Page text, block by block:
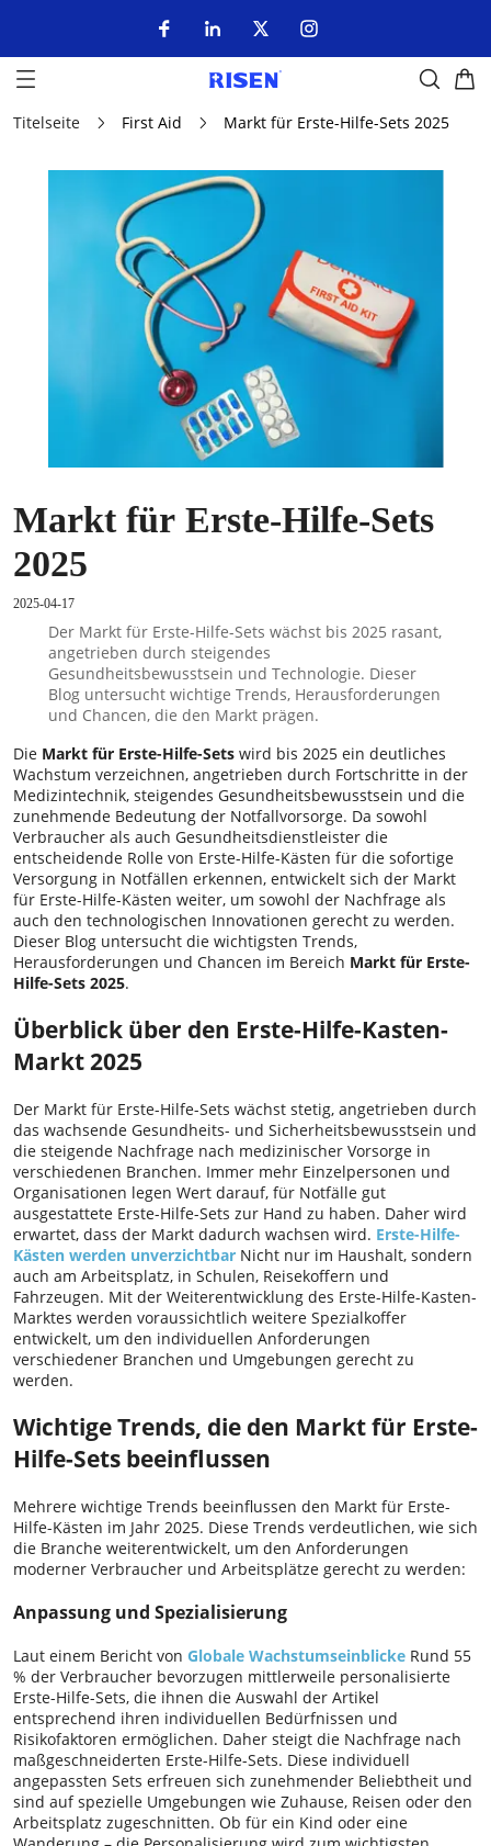
Titelseite First Aid Markt für Erste-Hilfe-Sets 2025
Markt für Erste-Hilfe-Sets
2025
2025-04-17
Der Markt für Erste-Hilfe-Sets wächst bis 2025 rasant,
angetrieben durch steigendes
Gesundheitsbewusstsein und Technologie. Dieser
Blog untersucht wichtige Trends, Herausforderungen
und Chancen, die den Markt prägen.
Die Markt für Erste-Hilfe-Sets wird bis 2025 ein deutliches
Wachstum verzeichnen, angetrieben durch Fortschritte in der
Medizintechnik, steigendes Gesundheitsbewusstsein und die
zunehmende Bedeutung der Notfallvorsorge. Da sowohl
Verbraucher als auch Gesundheitsdienstleister die
entscheidende Rolle von Erste-Hilfe-Kästen für die sofortige
Versorgung in Notfällen erkennen, entwickelt sich der Markt
für Erste-Hilfe-Kästen weiter, um sowohl der Nachfrage als
auch den technologischen Innovationen gerecht zu werden.
Dieser Blog untersucht die wichtigsten Trends,
Herausforderungen und Chancen im Bereich Markt für Erste-
Hilfe-Sets 2025.
Überblick über den Erste-Hilfe-Kasten-
Markt 2025
Der Markt für Erste-Hilfe-Sets wächst stetig, angetrieben durch
das wachsende Gesundheits- und Sicherheitsbewusstsein und
die steigende Nachfrage nach medizinischer Vorsorge in
verschiedenen Branchen. Immer mehr Einzelpersonen und
Organisationen legen Wert darauf, für Notfälle gut
ausgestattete Erste-Hilfe-Sets zur Hand zu haben. Daher wird
erwartet, dass der Markt dadurch wachsen wird. Erste-Hilfe-
Kästen werden unverzichtbar Nicht nur im Haushalt, sondern
auch am Arbeitsplatz, in Schulen, Reisekoffern und
Fahrzeugen. Mit der Weiterentwicklung des Erste-Hilfe-Kasten-
Marktes werden voraussichtlich weitere Spezialkoffer
entwickelt, um den individuellen Anforderungen
verschiedener Branchen und Umgebungen gerecht zu
werden.
Wichtige Trends, die den Markt für Erste-
Hilfe-Sets beeinflussen
Mehrere wichtige Trends beeinflussen den Markt für Erste-
Hilfe-Kästen im Jahr 2025. Diese Trends verdeutlichen, wie sich
die Branche weiterentwickelt, um den Anforderungen
moderner Verbraucher und Arbeitsplätze gerecht zu werden:
Anpassung und Spezialisierung
Laut einem Bericht von Globale Wachstumseinblicke Rund 55
% der Verbraucher bevorzugen mittlerweile personalisierte
Erste-Hilfe-Sets, die ihnen die Auswahl der Artikel
entsprechend ihren individuellen Bedürfnissen und
Risikofaktoren ermöglichen. Daher steigt die Nachfrage nach
maßgeschneiderten Erste-Hilfe-Sets. Diese individuell
angepassten Sets erfreuen sich zunehmender Beliebtheit und
sind auf spezielle Umgebungen wie Zuhause, Reisen oder den
Arbeitsplatz zugeschnitten. Ob für ein Kind oder eine